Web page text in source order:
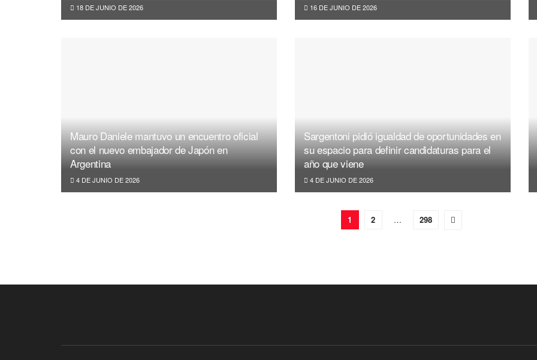
18 DE JUNIO DE 2026 16 DE JUNIO DE 2026
Mauro Daniele mantuvo un encuentro oficial
con el nuevo embajador de Japón en
Argentina
4 DE JUNIO DE 2026
Sargentoni pidió igualdad de oportunidades en
su espacio para definir candidaturas para el
año que viene
4 DE JUNIO DE 2026
1 2 … 298